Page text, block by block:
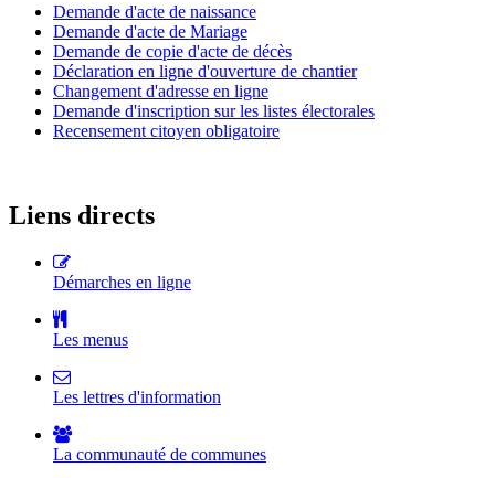
Demande d'acte de naissance
Demande d'acte de Mariage
Demande de copie d'acte de décès
Déclaration en ligne d'ouverture de chantier
Changement d'adresse en ligne
Demande d'inscription sur les listes électorales
Recensement citoyen obligatoire
Liens directs
Démarches en ligne
Les menus
Les lettres d'information
La communauté de communes